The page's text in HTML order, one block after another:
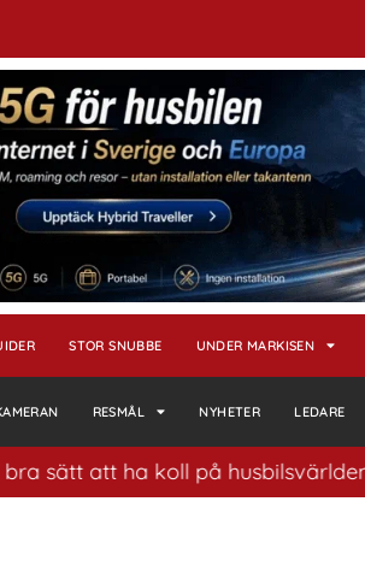
STOR SNUBBE UNDER MARKISEN
RESMÅL NYHETER LEDARE
att ha koll på husbilsvärlden.